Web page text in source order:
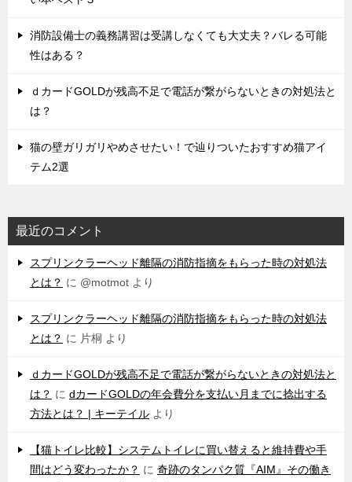
消防設備士の義務講習は受講しなくても大丈夫？バレる可能
性はある？
ｄカードGOLDが残高不足で電話が繋がらないときの対処法と
は？
猫の壁ガリガリやめさせたい！で辿りついたおすすめ猫アイ
テム2選
最近のコメント
スプリンクラーヘッド離隔の消防指摘をもらった時の対処法
とは？ に @motmot より
スプリンクラーヘッド離隔の消防指摘をもらった時の対処法
とは？ に 片桐 より
ｄカードGOLDが残高不足で電話が繋がらないときの対処法と
は？ に dカードGOLDの年会費分を支払い月までに捻出する
方法とは？ | キーテイル より
【猫トイレ比較】システムトイレに買い替えると維持費や手
間はどう変わったか？ に 奇跡のタンパク質『AIM』その働き